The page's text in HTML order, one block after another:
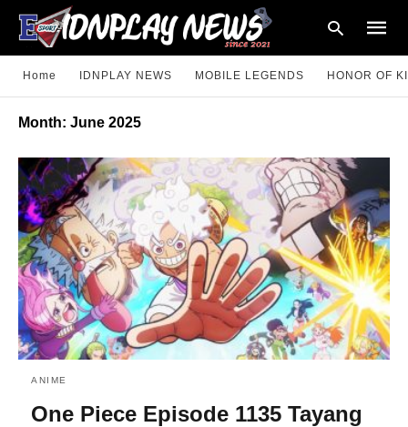
your
query
and
hit
enter:
Home IDNPLAY NEWS MOBILE LEGENDS HONOR OF
Month: June 2025
ANIME
One Piece Episode 1135 Tayang